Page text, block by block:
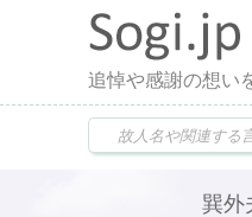
追悼や感謝の想い
巽外